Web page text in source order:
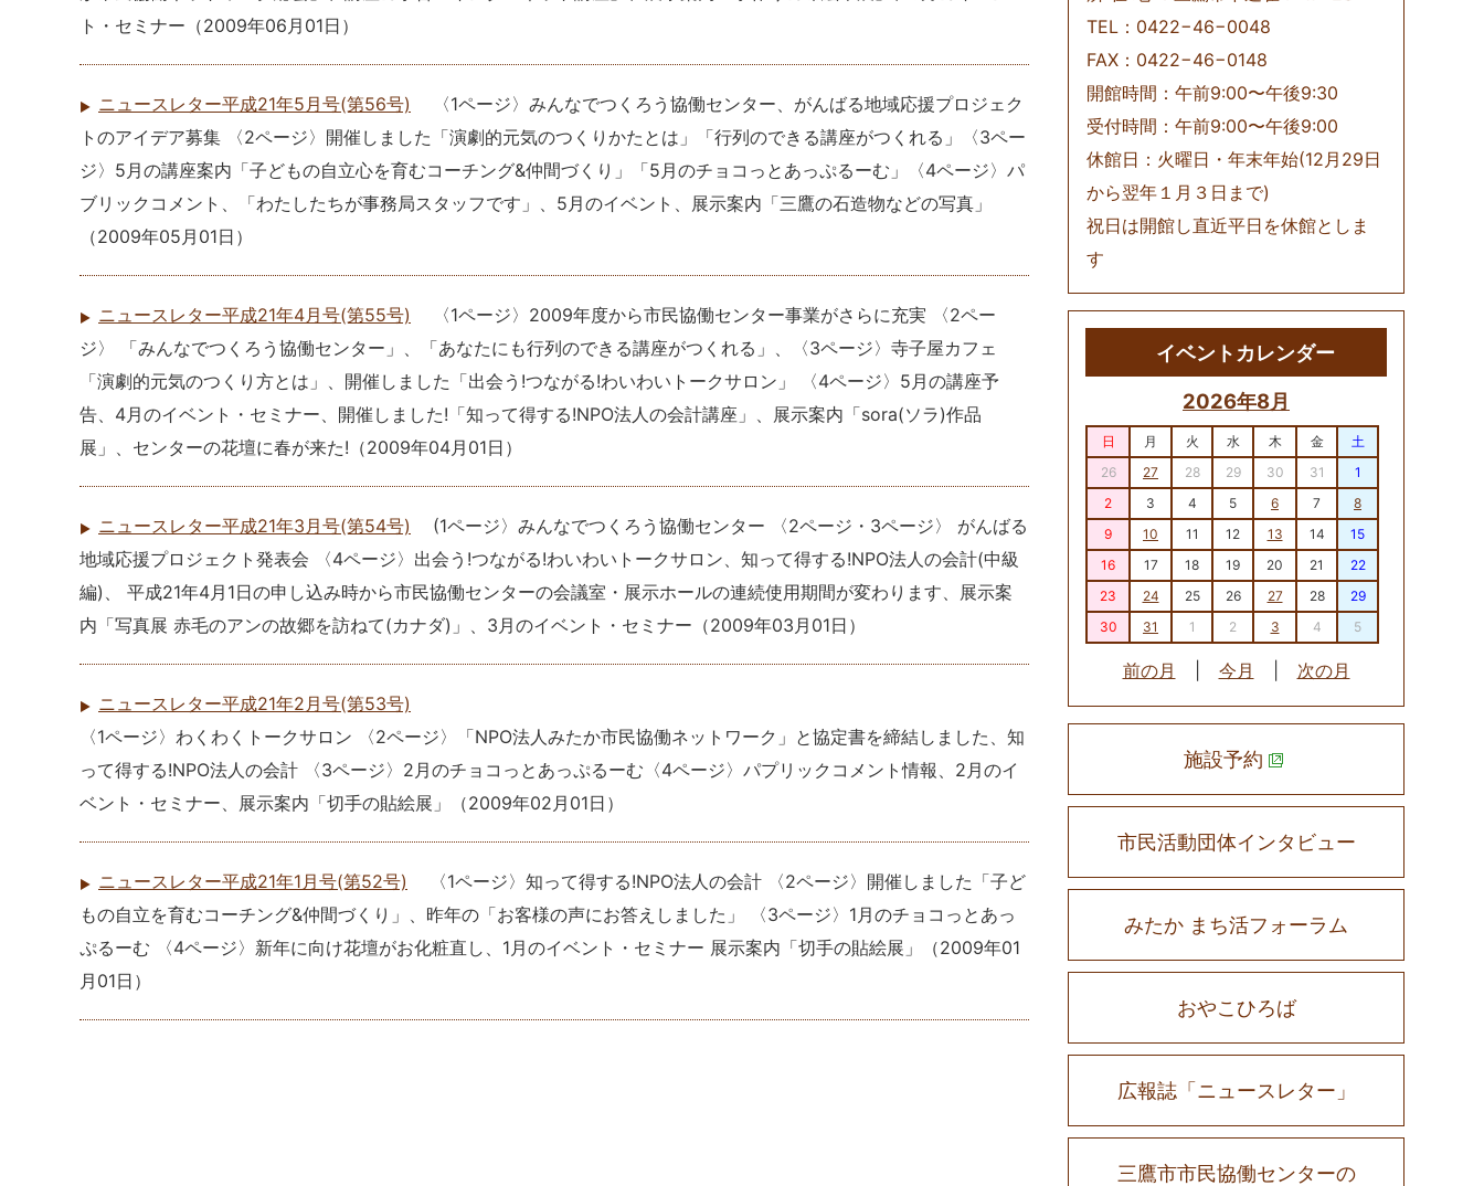
ト・セミナー （2009年06月01日 ）
ニュースレター平成21年5月号(第56号)
〈1ページ〉みんなでつくろう協働センター、がんばる地域応援プロジェク
トのアイデア募集 〈2ページ〉開催しました「演劇的元気のつくりかたとは」「行列のできる講座がつくれる」〈3ペー
ジ〉5月の講座案内「子どもの自立心を育むコーチング&仲間づくり」「5月のチョコっとあっぷるーむ」〈4ページ〉パ
ブリックコメント、「わたしたちが事務局スタッフです」、5月のイベント、展示案内「三鷹の石造物などの写真」
（2009年05月01日 ）
ニュースレター平成21年4月号(第55号)
〈1ページ〉2009年度から市民協働センター事業がさらに充実 〈2ペー
ジ〉 「みんなでつくろう協働センター」、「あなたにも行列のできる講座がつくれる」、〈3ページ〉寺子屋カフェ
「演劇的元気のつくり方とは」、開催しました「出会う!つながる!わいわいトークサロン」 〈4ページ〉5月の講座予
告、4月のイベント・セミナー、開催しました!「知って得する!NPO法人の会計講座」、展示案内「sora(ソラ)作品
展」、センターの花壇に春が来た! （2009年04月01日 ）
ニュースレター平成21年3月号(第54号)
(1ページ〉みんなでつくろう協働センター 〈2ページ・3ページ〉 がんばる
地域応援プロジェクト発表会 〈4ページ〉出会う!つながる!わいわいトークサロン、知って得する!NPO法人の会計(中級
編)、 平成21年4月1日の申し込み時から市民協働センターの会議室・展示ホールの連続使用期間が変わります、展示案
内「写真展 赤毛のアンの故郷を訪ねて(カナダ)」、3月のイベント・セミナー （2009年03月01日 ）
ニュースレター平成21年2月号(第53号)
〈1ページ〉わくわくトークサロン 〈2ページ〉「NPO法人みたか市民協働ネットワーク」と協定書を締結しました、知
って得する!NPO法人の会計 〈3ページ〉2月のチョコっとあっぷるーむ〈4ページ〉パプリックコメント情報、2月のイ
ベント・セミナー、展示案内「切手の貼絵展」
（2009年02月01日 ）
ニュースレター平成21年1月号(第52号)
〈1ページ〉知って得する!NPO法人の会計 〈2ページ〉開催しました「子ど
もの自立を育むコーチング&仲間づくり」、昨年の「お客様の声にお答えしました」 〈3ページ〉1月のチョコっとあっ
ぷるーむ 〈4ページ〉新年に向け花壇がお化粧直し、1月のイベント・セミナー 展示案内「切手の貼絵展」
（2009年01
月01日 ）
TEL：0422−46−0048
FAX：0422−46−0148
開館時間：午前9:00〜午後9:30
受付時間：午前9:00〜午後9:00
休館日：火曜日・年末年始(12月29日
から翌年１月３日まで)
祝日は開館し直近平日を休館としま
す
イベントカレンダー
2026年8月
日 月 火 水 木 金
土
26
27 28 29 30 31
1
2
3 4 5 6 7
8
9
10 11 12 13 14
15
16
17 18 19 20 21
22
23
24 25 26 27 28
29
30
31 1 2 3 4 5
前の月 今月 次の月
施設予約
市民活動団体インタビュー
みたか まち活フォーラム
おやこひろば
広報誌「ニュースレター」
三鷹市市民協働センターの